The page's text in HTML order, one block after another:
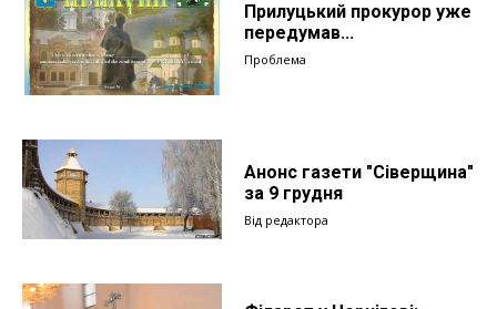
Прилуцький прокурор уже
передумав...
Проблема
Анонс газети "Сіверщина"
за 9 грудня
Від редактора